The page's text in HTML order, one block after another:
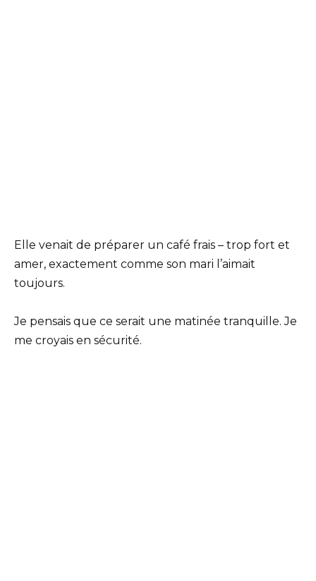
Elle venait de préparer un café frais – trop fort et
amer, exactement comme son mari l’aimait
toujours.
Je pensais que ce serait une matinée tranquille. Je
me croyais en sécurité.